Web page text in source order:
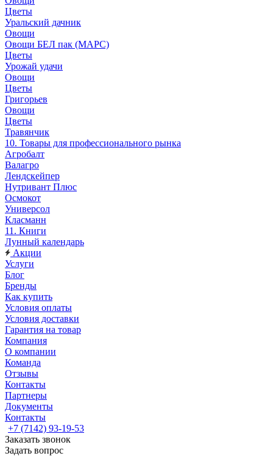
Цветы
Уральский дачник
Овощи
Овощи БЕЛ пак (МАРС)
Цветы
Урожай удачи
Овощи
Цветы
Григорьев
Овощи
Цветы
Травянчик
10. Товары для профессионального рынка
Агробалт
Валагро
Лендскейпер
Нутривант Плюс
Осмокот
Универсол
Класманн
11. Книги
Лунный календарь
Акции
Услуги
Блог
Бренды
Как купить
Условия оплаты
Условия доставки
Гарантия на товар
Компания
О компании
Команда
Отзывы
Контакты
Партнеры
Документы
Контакты
+7 (7142) 93-19-53
Заказать звонок
Задать вопрос